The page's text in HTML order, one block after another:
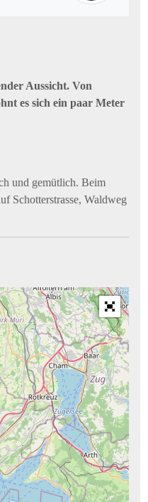
Aussicht. Von
es sich ein paar Meter
und gemütlich. Beim
Schotterstrasse, Waldweg